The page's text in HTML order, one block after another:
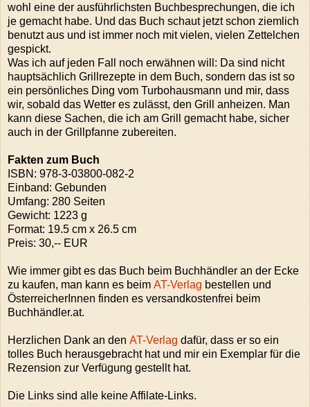
wohl eine der ausführlichsten Buchbesprechungen, die ich
je gemacht habe. Und das Buch schaut jetzt schon ziemlich
benutzt aus und ist immer noch mit vielen, vielen Zettelchen
gespickt.
Was ich auf jeden Fall noch erwähnen will: Da sind nicht
hauptsächlich Grillrezepte in dem Buch, sondern das ist so
ein persönliches Ding vom Turbohausmann und mir, dass
wir, sobald das Wetter es zulässt, den Grill anheizen. Man
kann diese Sachen, die ich am Grill gemacht habe, sicher
auch in der Grillpfanne zubereiten.
Fakten zum Buch
ISBN: 978-3-03800-082-2
Einband: Gebunden
Umfang: 280 Seiten
Gewicht: 1223 g
Format: 19.5 cm x 26.5 cm
Preis: 30,-- EUR
Wie immer gibt es das Buch beim Buchhändler an der Ecke
zu kaufen, man kann es beim AT-Verlag bestellen und
ÖsterreicherInnen finden es versandkostenfrei beim
Buchhändler.at.
Herzlichen Dank an den AT-Verlag dafür, dass er so ein
tolles Buch herausgebracht hat und mir ein Exemplar für die
Rezension zur Verfügung gestellt hat.
Die Links sind alle keine Affilate-Links.